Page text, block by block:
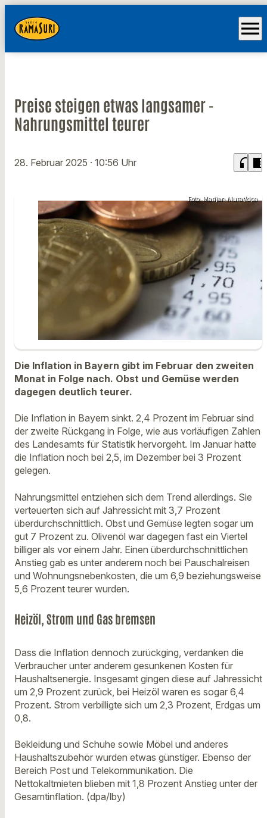
menu
Preise steigen etwas langsamer -
Nahrungsmittel teurer
28. Februar 2025 · 10:56 Uhr headphones chrome_reader_mode
Foto: Marijan Murat/dpa
Die Inflation in Bayern gibt im Februar den zweiten
Monat in Folge nach. Obst und Gemüse werden
dagegen deutlich teurer.
Die Inflation in Bayern sinkt. 2,4 Prozent im Februar sind
der zweite Rückgang in Folge, wie aus vorläufigen Zahlen
des Landesamts für Statistik hervorgeht. Im Januar hatte
die Inflation noch bei 2,5, im Dezember bei 3 Prozent
gelegen.
Nahrungsmittel entziehen sich dem Trend allerdings. Sie
verteuerten sich auf Jahressicht mit 3,7 Prozent
überdurchschnittlich. Obst und Gemüse legten sogar um
gut 7 Prozent zu. Olivenöl war dagegen fast ein Viertel
billiger als vor einem Jahr. Einen überdurchschnittlichen
Anstieg gab es unter anderem noch bei Pauschalreisen
und Wohnungsnebenkosten, die um 6,9 beziehungsweise
5,6 Prozent teurer wurden.
Heizöl, Strom und Gas bremsen
Dass die Inflation dennoch zurückging, verdanken die
Verbraucher unter anderem gesunkenen Kosten für
Haushaltsenergie. Insgesamt gingen diese auf Jahressicht
um 2,9 Prozent zurück, bei Heizöl waren es sogar 6,4
Prozent. Strom verbilligte sich um 2,3 Prozent, Erdgas um
0,8.
Bekleidung und Schuhe sowie Möbel und anderes
Haushaltszubehör wurden etwas günstiger. Ebenso der
Bereich Post und Telekommunikation. Die
Nettokaltmieten blieben mit 1,8 Prozent Anstieg unter der
Gesamtinflation. (dpa/lby)